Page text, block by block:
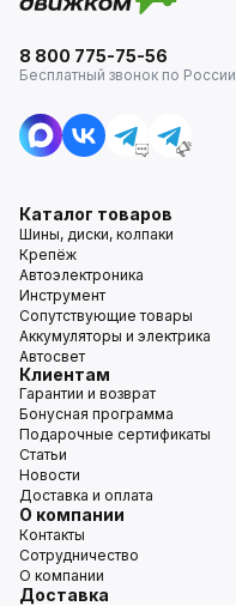
8 800 775-75-56
Бесплатный звонок по России
Каталог товаров
Шины, диски, колпаки
Крепёж
Автоэлектроника
Инструмент
Сопутствующие товары
Аккумуляторы и электрика
Автосвет
Клиентам
Гарантии и возврат
Бонусная программа
Подарочные сертификаты
Статьи
Новости
Доставка и оплата
О компании
Контакты
Сотрудничество
О компании
Доставка